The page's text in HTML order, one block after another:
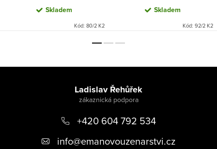
Skladem
Kód: 80/2 K2
Skladem
Kód: 92/2 K2
Ladislav Řehůřek
+420 604 792 534
info@emanovouzenarstvi.cz